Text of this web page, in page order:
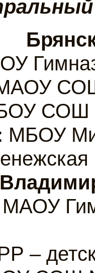
СОШ
МБОУ
МАОУ
–